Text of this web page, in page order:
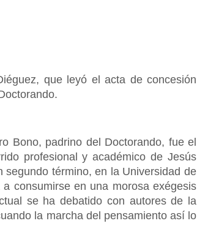
que leyó el acta de concesión
Bono, padrino del Doctorando, fue el
profesional y académico de Jesús
término, en la Universidad de
consumirse en una morosa exégesis
se ha debatido con autores de la
la marcha del pensamiento así lo